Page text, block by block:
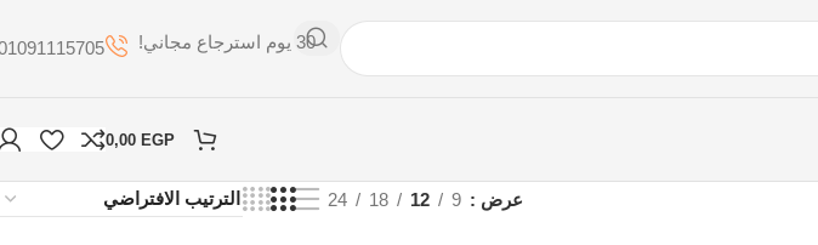
30 يوم استرجاع مجاني!
0,00 EGP
عرض 9
12
18
24